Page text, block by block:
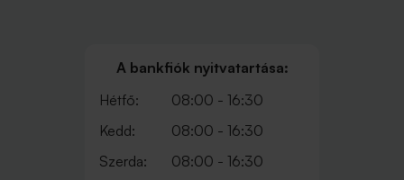
A bankfiók nyitvatartása:
Hétfő:
08:00 - 16:30
Kedd:
08:00 - 16:30
Szerda:
08:00 - 16:30